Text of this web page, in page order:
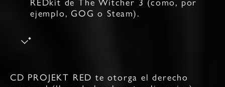
REDkit de The Witcher 3 (como, por
ejemplo, GOG o Steam).
CD PROJEKT RED te otorga el derecho